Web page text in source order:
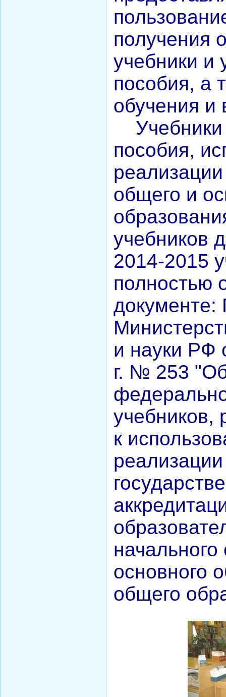
получения
учебники и
пособия, а
обучения и
Учебники
пособия,
общего и
учебников
2014-2015
полностью
документе:
и науки РФ
г. № 253
учебников,
к
основного
общего